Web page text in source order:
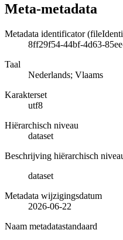
Meta-metadata
Metadata identificator
8ff29f54-44bf-4d63-
Taal
Nederlands; Vlaams
Karakterset
utf8
Hiërarchisch niveau
dataset
Beschrijving hiërarchisch
dataset
Metadata wijzigingsdatum
2026-06-22
Naam metadatastandaard